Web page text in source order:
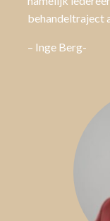
behandeltraject
– Inge Berg-